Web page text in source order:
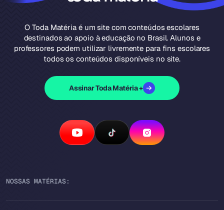
O Toda Matéria é um site com conteúdos escolares
destinados ao apoio à educação no Brasil. Alunos e
professores podem utilizar livremente para fins escolares
todos os conteúdos disponíveis no site.
Assinar Toda Matéria +
NOSSAS MATÉRIAS: